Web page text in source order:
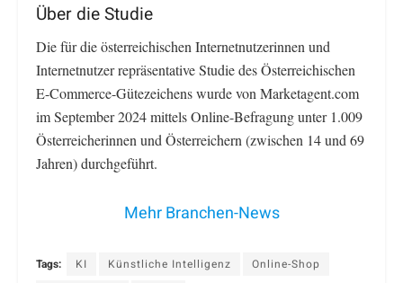
Über die Studie
Die für die österreichischen Internetnutzerinnen und
Internetnutzer repräsentative Studie des Österreichischen
E-Commerce-Gütezeichens wurde von Marketagent.com
im September 2024 mittels Online-Befragung unter 1.009
Österreicherinnen und Österreichern (zwischen 14 und 69
Jahren) durchgeführt.
Mehr Branchen-News
Tags: KI Künstliche Intelligenz
Online-Shop